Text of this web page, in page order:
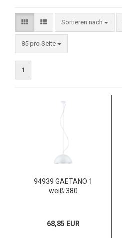
Sortieren nach
85 pro Seite
1
94939 GAETANO 1
weiß 380
68,85 EUR